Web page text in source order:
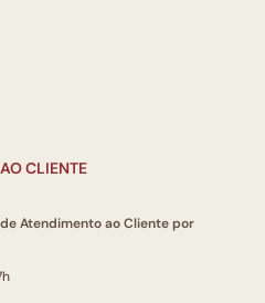
CLIENTE
Atendimento ao Cliente por